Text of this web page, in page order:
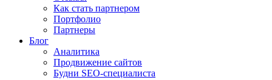
Как стать партнером
Портфолио
Партнеры
Блог
Аналитика
Продвижение сайтов
Будни SEO-специалиста